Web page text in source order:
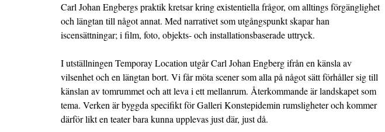
Carl Johan Engbergs praktik kretsar kring existentiella frågor, om alltings förgänglighet
och längtan till något annat. Med narrativet som utgångspunkt skapar han
iscensättningar; i film, foto, objekts- och installationsbaserade uttryck.
I utställningen Temporay Location utgår Carl Johan Engberg ifrån en känsla av
vilsenhet och en längtan bort. Vi får möta scener som alla på något sätt förhåller sig till
känslan av tomrummet och att leva i ett mellanrum. Återkommande är landskapet som
tema. Verken är byggda specifikt för Galleri Konstepidemin rumsligheter och kommer
därför likt en teater bara kunna upplevas just där, just då.